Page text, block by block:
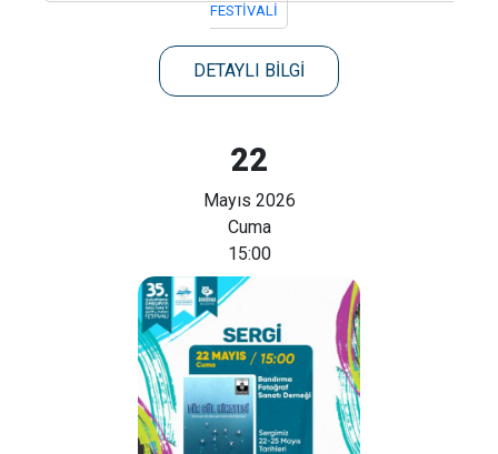
FESTİVALİ
DETAYLI BİLGİ
22
Mayıs 2026
Cuma
15:00